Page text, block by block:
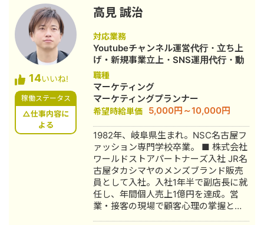
ケ支援会社（当時社員7名）にインター
ンとして参画し、案件獲得に向けた自
社集客（SEO・Web広告運用・LP制
作・YouTubeチャンネル運用・メール
マーケティング等）を担当。 2022年3
月 名古屋大学理学部数学科卒。 2022
年4月〜 Webマーケ会社勤務。人材
系クライアントを主に担当。 2024年11
月 これまでの経験を活かして独立し、
株式会社プラマーケを設立。 ホームペ
ージ：https://plumarke.co.jp/ ■実績
（※一部抜粋） #広告運用 ・出張買取
サービスにて、ROAS350%など、好調
な事例が複数あり。 ・StockSun営業
代行サービス「カリトルくん」、
StockSunサロンの広告運用を担当。
・ベンチャー企業~大手企業のWebマ
ーケティング支援に携わり、Web広告
運用、LP制作を担当。費用対効果を
14いいね!
稼働ステータス
△仕事内容に
よる
高見 誠治
対応業務
Youtubeチャンネル運営代行・立ち上
げ・新規事業立上・SNS運用代行・動
画制作・動画編集
職種
マーケティング
マーケティングプランナー
希望時給単価 5,000円～10,000円
1982年、岐阜県生まれ。NSC名古屋フ
ァッション専門学校卒業。 ■ 株式会社
ワールドストアパートナーズ入社 JR名
古屋タカシマヤのメンズブランド販売
員として入社。入社1年半で副店長に就
任し、年間個人売上1億円を達成。営
業・接客の現場で顧客心理の掌握と売